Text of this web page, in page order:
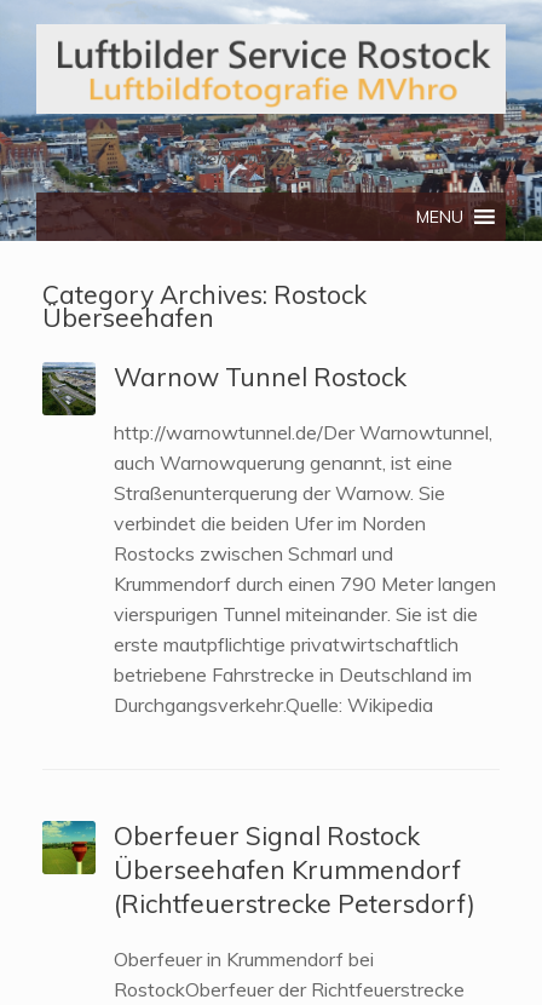
Telefon: 0172/3134512
MENU
Category Archives: Rostock
Überseehafen
Warnow Tunnel Rostock
http://warnowtunnel.de/Der Warnowtunnel,
auch Warnowquerung genannt, ist eine
Straßenunterquerung der Warnow. Sie
verbindet die beiden Ufer im Norden
Rostocks zwischen Schmarl und
Krummendorf durch einen 790 Meter langen
vierspurigen Tunnel miteinander. Sie ist die
erste mautpflichtige privatwirtschaftlich
betriebene Fahrstrecke in Deutschland im
Durchgangsverkehr.Quelle: Wikipedia
Oberfeuer Signal Rostock
Überseehafen Krummendorf
(Richtfeuerstrecke Petersdorf)
Oberfeuer in Krummendorf bei
RostockOberfeuer der Richtfeuerstrecke